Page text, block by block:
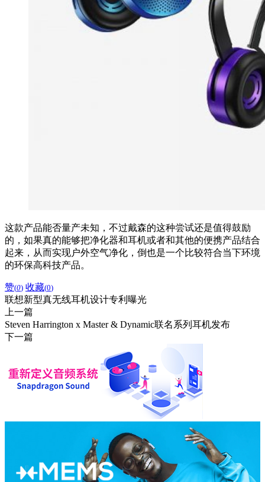
这款产品能否量产未知，不过戴森的这种尝试还是值得鼓励
的，如果真的能够把净化器和耳机或者和其他的便携产品结合
起来，从而实现户外空气净化，倒也是一个比较符合当下环境
的环保高科技产品。
赞(0) 收藏(0)
联想新型真无线耳机设计专利曝光
上一篇
Steven Harrington x Master & Dynamic联名系列耳机发布
下一篇